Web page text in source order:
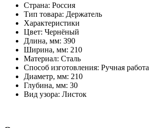
Страна: Россия
Тип товара: Держатель
Характеристики
Цвет: Чернёный
Длина, мм: 390
Ширина, мм: 210
Материал: Сталь
Способ изготовления: Ручная работа
Диаметр, мм: 210
Глубина, мм: 30
Вид узора: Листок